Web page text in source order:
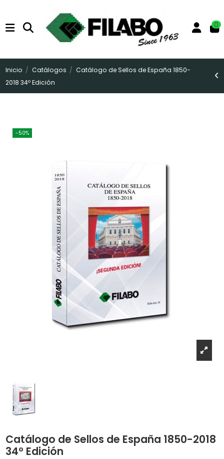
0
Inicio Catálogos
Catálogo de Sellos de España 1850-
2018 34º Edición
-50%
Catálogo de Sellos de España 1850-2018
34º Edición